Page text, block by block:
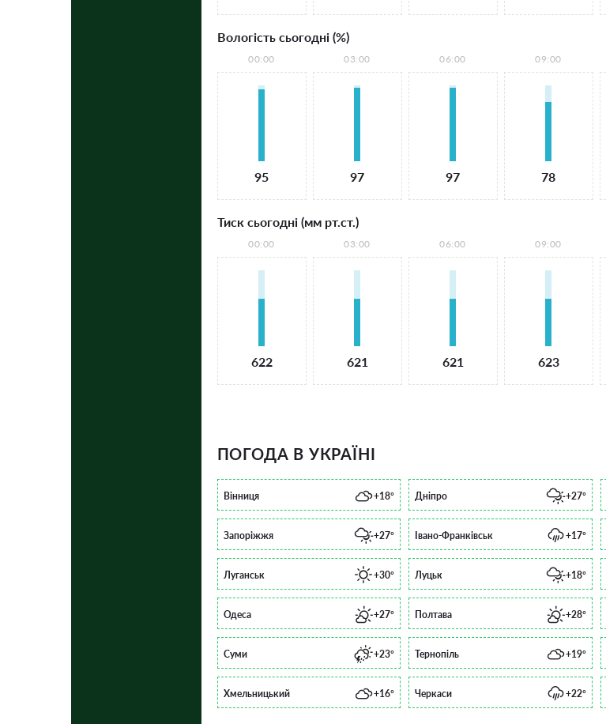
Вологість сьогодні (%)
00:00
95
03:00
97
06:00
97
09:00
78
Тиск сьогодні (мм рт.ст.)
00:00
622
03:00
621
06:00
621
09:00
623
ПОГОДА В УКРАЇНІ
Вінниця +18° Дніпро +27°
Запоріжжя +27° Івано-Франківськ +17°
Луганськ +30° Луцьк +18°
Одеса +27° Полтава +28°
Суми +23° Тернопіль +19°
Хмельницький +16° Черкаси +22°